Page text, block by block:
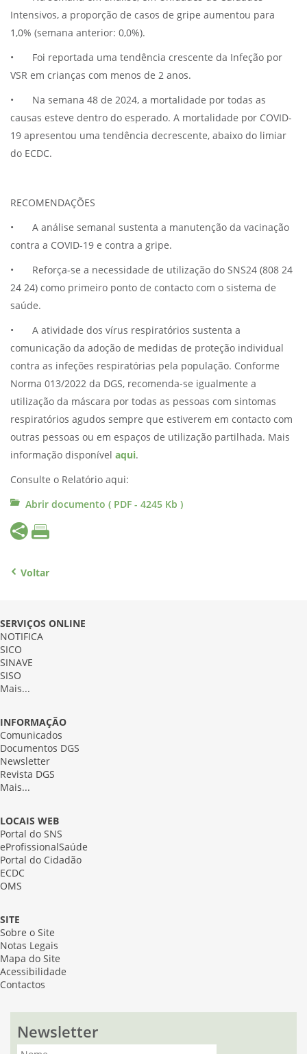
Intensivos, a proporção de casos de gripe aumentou para
1,0% (semana anterior: 0,0%).
•
Foi reportada uma tendência crescente da Infeção por
VSR em crianças com menos de 2 anos.
•
Na semana 48 de 2024, a mortalidade por todas as
causas esteve dentro do esperado. A mortalidade por COVID-
19 apresentou uma tendência decrescente, abaixo do limiar
do ECDC.
RECOMENDAÇÕES
•
A análise semanal sustenta a manutenção da vacinação
contra a COVID-19 e contra a gripe.
•
Reforça-se a necessidade de utilização do SNS24 (808 24
24 24) como primeiro ponto de contacto com o sistema de
saúde.
•
A atividade dos vírus respiratórios sustenta a
comunicação da adoção de medidas de proteção individual
contra as infeções respiratórias pela população. Conforme
Norma 013/2022 da DGS, recomenda-se igualmente a
utilização da máscara por todas as pessoas com sintomas
respiratórios agudos sempre que estiverem em contacto com
outras pessoas ou em espaços de utilização partilhada. Mais
informação disponível aqui.
Consulte o Relatório aqui:
Abrir documento ( PDF - 4245 Kb )
Voltar
SERVIÇOS ONLINE
NOTIFICA
SICO
SINAVE
SISO
Mais...
INFORMAÇÃO
Comunicados
Documentos DGS
Newsletter
Revista DGS
Mais...
LOCAIS WEB
Portal do SNS
eProfissionalSaúde
Portal do Cidadão
ECDC
OMS
SITE
Sobre o Site
Notas Legais
Mapa do Site
Acessibilidade
Contactos
Newsletter